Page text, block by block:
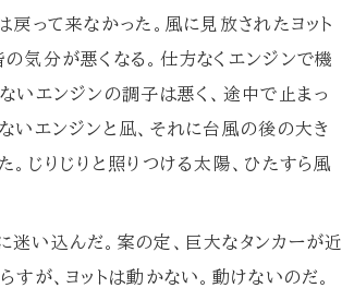
戻って来なかった。風に見放されたヨット
気分が悪くなる。仕方なくエンジンで機
いエンジンの調子は悪く、途中で止まっ
いエンジンと凪、それに台風の後の大き
。じりじりと照りつける太陽、ひたすら風
い込んだ。案の定、巨大なタンカーが近
が、ヨットは動かない。動けないのだ。